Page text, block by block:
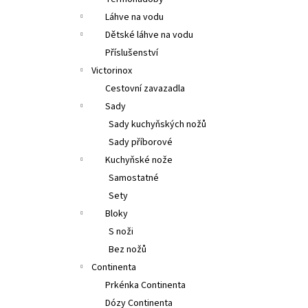
Láhve na vodu
Dětské láhve na vodu
Příslušenství
Victorinox
Cestovní zavazadla
Sady
Sady kuchyňských nožů
Sady příborové
Kuchyňské nože
Samostatné
Sety
Bloky
S noži
Bez nožů
Continenta
Prkénka Continenta
Dózy Continenta
379 Kč
Původně:399 Kč